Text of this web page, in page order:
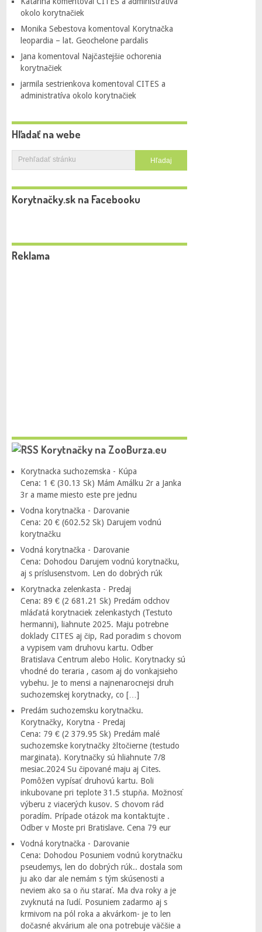
okolo korytnačiek
Monika Sebestova komentoval Korytnačka
leopardia – lat. Geochelone pardalis
Jana komentoval Najčastejšie ochorenia
korytnačiek
jarmila sestrienkova komentoval CITES a
administratíva okolo korytnačiek
Hľadať na webe
Korytnačky.sk na Facebooku
Reklama
Korytnačky na ZooBurza.eu
Korytnacka suchozemska - Kúpa
Cena: 1 € (30.13 Sk) Mám Amálku 2r a Janka
3r a mame miesto este pre jednu
Vodna korytnačka - Darovanie
Cena: 20 € (602.52 Sk) Darujem vodnú
korytnačku
Vodná korytnačka - Darovanie
Cena: Dohodou Darujem vodnú korytnačku,
aj s príslusenstvom. Len do dobrých rúk
Korytnacka zelenkasta - Predaj
Cena: 89 € (2 681.21 Sk) Predám odchov
mláďatá korytnaciek zelenkastych (Testuto
hermanni), liahnute 2025. Maju potrebne
doklady CITES aj čip, Rad poradim s chovom
a vypisem vam druhovu kartu. Odber
Bratislava Centrum alebo Holic. Korytnacky sú
vhodné do teraria , casom aj do vonkajsieho
vybehu. Je to mensi a najnenarocnejsi druh
suchozemskej korytnacky, co […]
Predám suchozemsku korytnačku.
Korytnačky, Korytna - Predaj
Cena: 79 € (2 379.95 Sk) Predám malé
suchozemske korytnačky žltočierne (testudo
marginata). Korytnačky sú hliahnute 7/8
mesiac.2024 Su čipované maju aj Cites.
Pomôžen vypísať druhovú kartu. Boli
inkubovane pri teplote 31.5 stupňa. Možnosť
výberu z viacerých kusov. S chovom rád
poradím. Prípade otázok ma kontaktujte .
Odber v Moste pri Bratislave. Cena 79 eur
Vodná korytnačka - Darovanie
Cena: Dohodou Posuniem vodnú korytnačku
pseudemys, len do dobrých rúk.. dostala som
ju ako dar ale nemám s tým skúsenosti a
neviem ako sa o ňu starať. Ma dva roky a je
zvyknutá na ľudí. Posuniem zadarmo aj s
krmivom na pól roka a akvárkom- je to len
dočasné akvárium ale ona potrebuje väčšie a